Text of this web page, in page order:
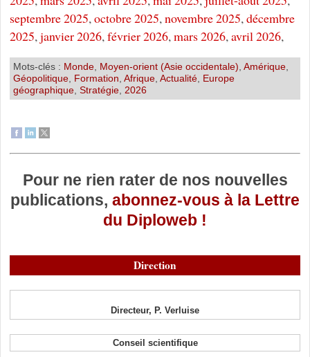
septembre 2025,octobre 2025,novembre 2025,décembre
2025,janvier 2026,février 2026,mars 2026,avril 2026,
Mots-clés : Monde, Moyen-orient (Asie occidentale), Amérique,
Géopolitique, Formation, Afrique, Actualité, Europe
géographique, Stratégie, 2026
Pour ne rien rater de nos nouvelles
publications, abonnez-vous à la Lettre
du Diploweb !
Direction
Directeur, P. Verluise
Conseil scientifique